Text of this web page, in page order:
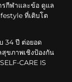
รกีฬาและข้อ ดูแล
ที่เติบโต
34 ปี ต่อยอด
ขภาพเชิงป้องกัน
CARE IS